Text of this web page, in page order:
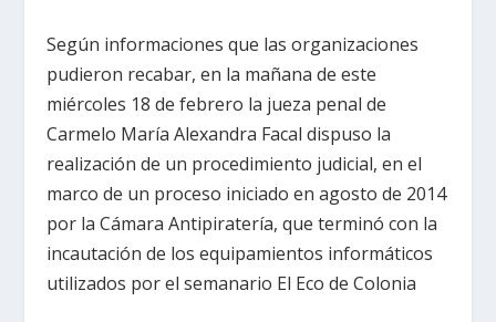
Según informaciones que las organizaciones
pudieron recabar, en la mañana de este
miércoles 18 de febrero la jueza penal de
Carmelo María Alexandra Facal dispuso la
realización de un procedimiento judicial, en el
marco de un proceso iniciado en agosto de 2014
por la Cámara Antipiratería, que terminó con la
incautación de los equipamientos informáticos
utilizados por el semanario El Eco de Colonia